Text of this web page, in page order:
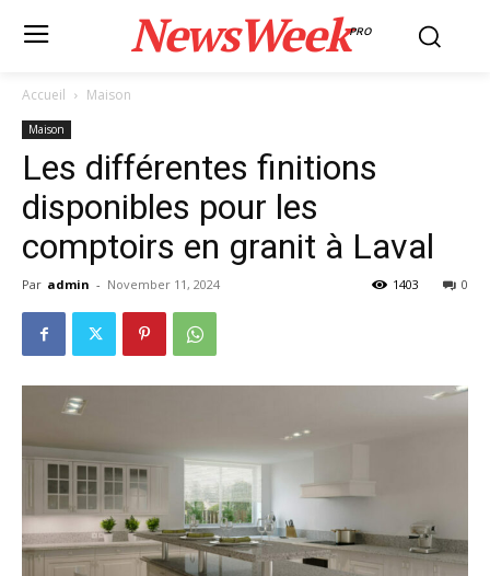
NewsWeekPRO
Accueil Maison
Maison
Les différentes finitions
disponibles pour les
comptoirs en granit à Laval
Par admin - November 11, 2024 0
1403